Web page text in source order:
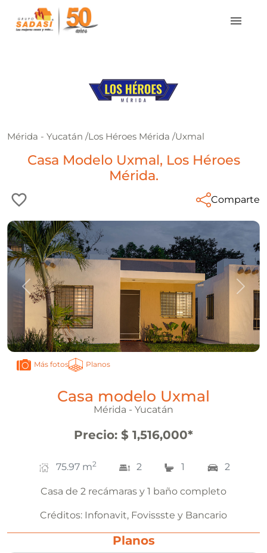
Mérida - Yucatán /Los Héroes Mérida /Uxmal
Casa Modelo Uxmal, Los Héroes
Mérida.
Comparte
Anterior
Más fotos Planos
Casa modelo Uxmal
Mérida - Yucatán
Precio: $ 1,516,000*
75.97 m2 2 1 2
Casa de 2 recámaras y 1 baño completo
Créditos: Infonavit, Fovissste y Bancario
Planos